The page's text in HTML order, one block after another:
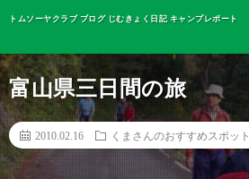
トムソーヤクラブ ブログ じむきょく日記 キャンプレポート
富山県三日間の旅
2010.02.16 くまさんのおすすめスポット